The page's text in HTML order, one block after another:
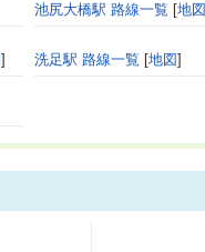
池尻大橋駅 路線一覧 [地図
] 洗足駅 路線一覧 [地図]